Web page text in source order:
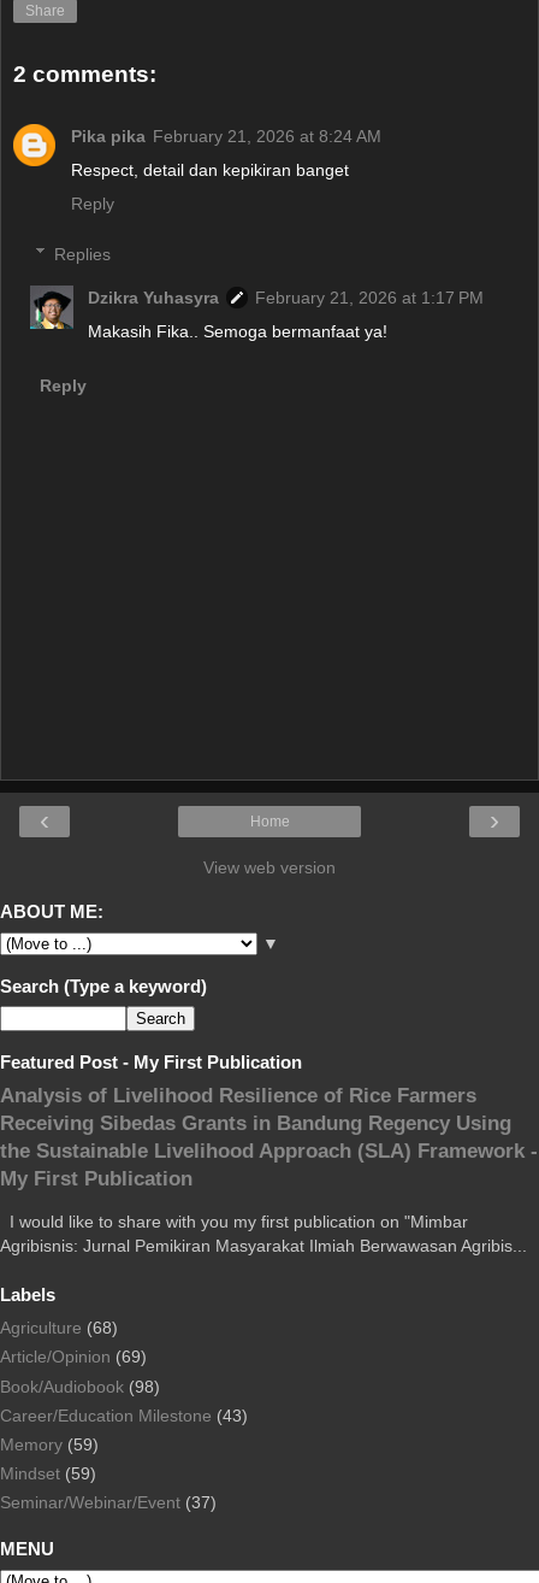
Share
2 comments:
Pika pika February 21, 2026 at 8:24 AM
Respect, detail dan kepikiran banget
Reply
Replies
Dzikra Yuhasyra
February 21, 2026 at 1:17 PM
Makasih Fika.. Semoga bermanfaat ya!
Reply
‹ ›
Home
View web version
ABOUT ME:
▼
Search (Type a keyword)
Featured Post - My First Publication
Analysis of Livelihood Resilience of Rice Farmers
Receiving Sibedas Grants in Bandung Regency Using
the Sustainable Livelihood Approach (SLA) Framework -
My First Publication
I would like to share with you my first publication on "Mimbar
Agribisnis: Jurnal Pemikiran Masyarakat Ilmiah Berwawasan Agribis...
Labels
Agriculture (68)
Article/Opinion (69)
Book/Audiobook (98)
Career/Education Milestone (43)
Memory (59)
Mindset (59)
Seminar/Webinar/Event (37)
MENU